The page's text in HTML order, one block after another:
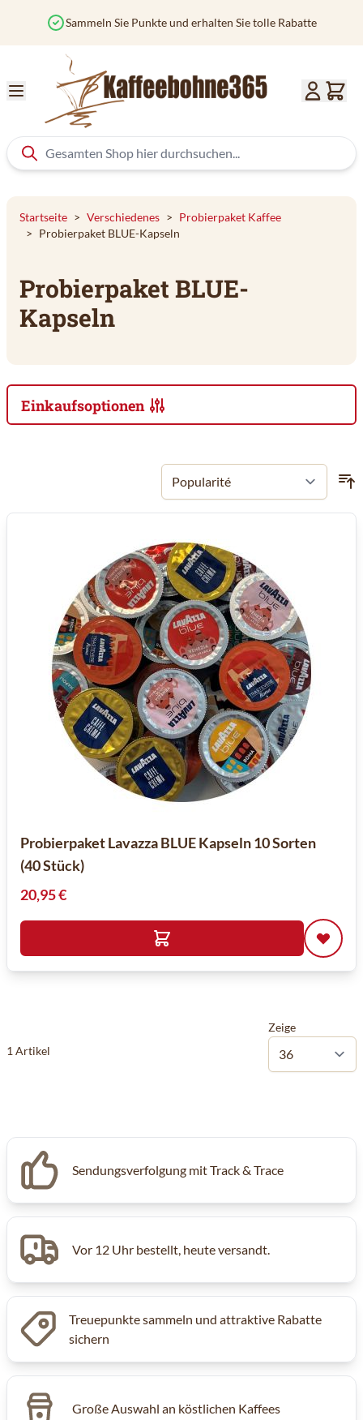
Sammeln Sie Punkte und erhalten Sie tolle Rabatte
Startseite > Verschiedenes > Probierpaket Kaffee
> Probierpaket BLUE-Kapseln
Probierpaket BLUE-
Kapseln
Einkaufsoptionen
Probierpaket Lavazza BLUE Kapseln 10 Sorten
(40 Stück)
20,95 €
1 Artikel
Zeige
Sendungsverfolgung mit Track & Trace
Vor 12 Uhr bestellt, heute versandt.
Treuepunkte sammeln und attraktive Rabatte
sichern
Große Auswahl an köstlichen Kaffees